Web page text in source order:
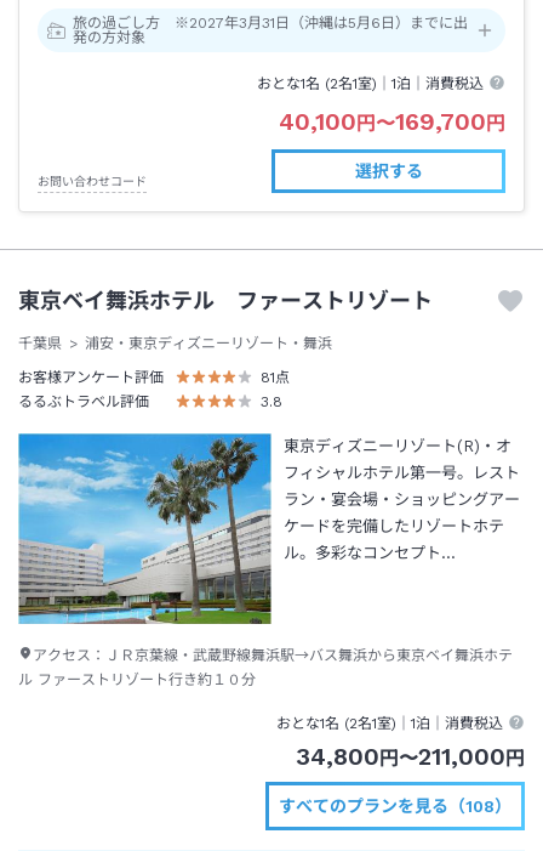
旅の過ごし方 ※2027年3月31日（沖縄は5月6日）までに出
発の方対象
おとな1名 (2名1室)｜1泊 ｜消費税込
40,100円〜169,700円
お問い合わせコード
選択する
東京ベイ舞浜ホテル ファーストリゾート
千葉県
浦安・東京ディズニーリゾート・舞浜
お客様アンケート評価
81点
るるぶトラベル評価
3.8
東京ディズニーリゾート(R)・オ
フィシャルホテル第一号。レスト
ラン・宴会場・ショッピングアー
ケードを完備したリゾートホテ
ル。多彩なコンセプト…
アクセス： ＪＲ京葉線・武蔵野線舞浜駅→バス舞浜から東京ベイ舞浜ホテ
ル ファーストリゾート行き約１０分
おとな1名 (2名1室)｜1泊 ｜消費税込
34,800 円 〜211,000 円
すべてのプランを見る（108）